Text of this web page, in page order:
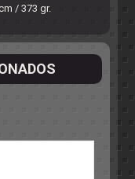
/ 373 gr.